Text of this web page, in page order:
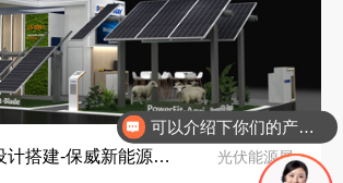
意大利展台设计搭建-保威新能源在意大利里米尼会展中心推出最新产品-中励展览设计策划公司 光伏能源展
可以介绍下你们的产品么